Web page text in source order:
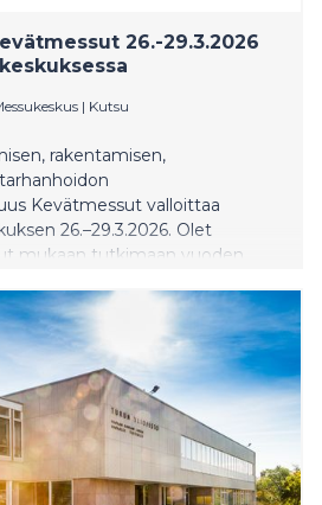
26.-29.3.2026
| Kutsu
rakentamisen,
Kevätmessut valloittaa
26.–29.3.2026. Olet
mukaan tutkimaan vuoden